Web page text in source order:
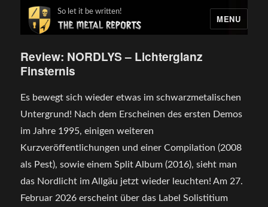
MENU
So let it be written!
Review: NORDLYS – Lichterglanz
Finsternis
Es bewegt sich wieder etwas im schwarzmetalischen
Untergrund! Nach dem Erscheinen des ersten Demos
im Jahre 1995, einigen weiteren
Kurzveröffentlichungen und einer Compilation (2008
als Pest), sowie einem Split Album (2016), sieht man
das Nordlicht im Allgäu jetzt wieder leuchten! Am 27.
Februar 2026 erscheint über das Label Solistitium